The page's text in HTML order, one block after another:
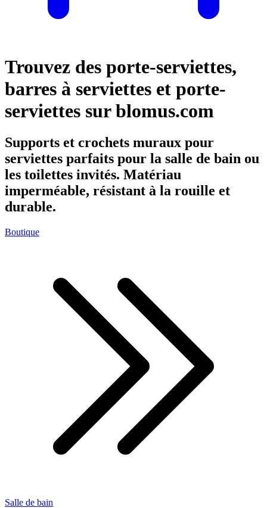
Trouvez des porte-serviettes,
barres à serviettes et porte-
serviettes sur blomus.com
Supports et crochets muraux pour
serviettes parfaits pour la salle de bain ou
les toilettes invités. Matériau
imperméable, résistant à la rouille et
durable.
Boutique
Salle de bain